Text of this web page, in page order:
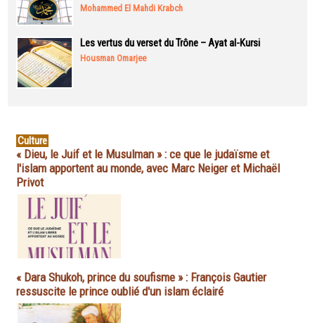
Mohammed El Mahdi Krabch
Les vertus du verset du Trône – Ayat al-Kursi
Housman Omarjee
Culture
« Dieu, le Juif et le Musulman » : ce que le judaïsme et
l'islam apportent au monde, avec Marc Neiger et Michaël
Privot
« Dara Shukoh, prince du soufisme » : François Gautier
ressuscite le prince oublié d'un islam éclairé